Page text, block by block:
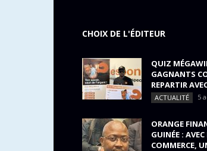
CHOIX DE L'ÉDITEUR
QUIZ
GAGNANTS
REPARTIR
ACTUALITÉ 5
ORANGE
GUINÉE :
COMMERCE,